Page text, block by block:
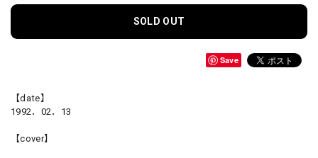
SOLD OUT
Save
【date】
1992．02．13
【cover】